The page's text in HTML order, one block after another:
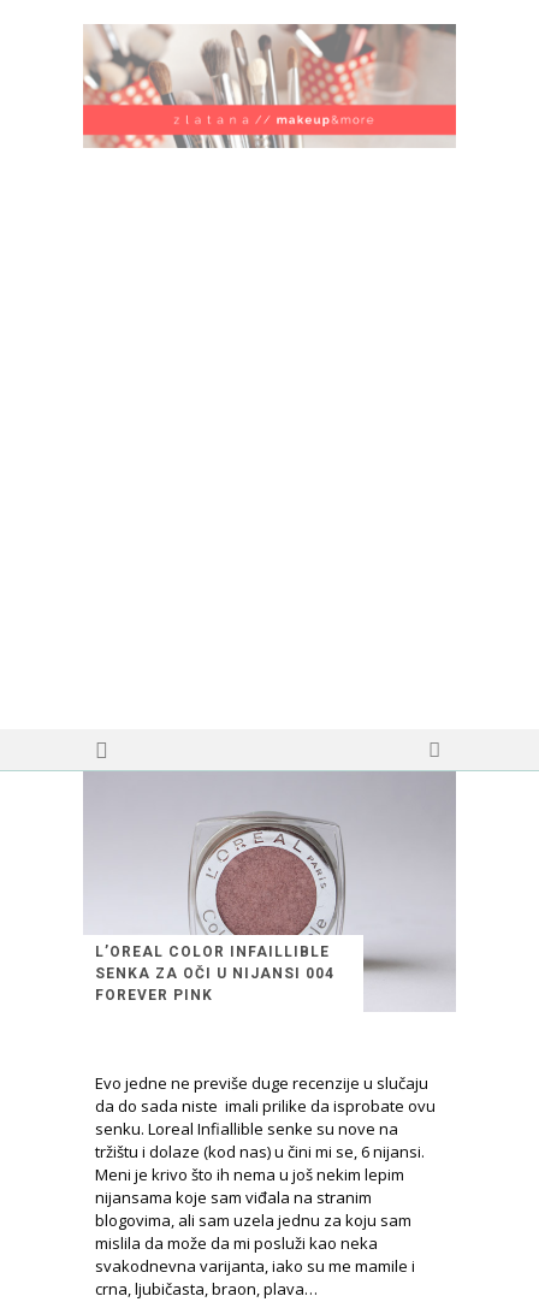
L’OREAL COLOR INFAILLIBLE
SENKA ZA OČI U NIJANSI 004
FOREVER PINK
Evo jedne ne previše duge recenzije u slučaju
da do sada niste imali prilike da isprobate ovu
senku. Loreal Infiallible senke su nove na
tržištu i dolaze (kod nas) u čini mi se, 6 nijansi.
Meni je krivo što ih nema u još nekim lepim
nijansama koje sam viđala na stranim
blogovima, ali sam uzela jednu za koju sam
mislila da može da mi posluži kao neka
svakodnevna varijanta, iako su me mamile i
crna, ljubičasta, braon, plava…